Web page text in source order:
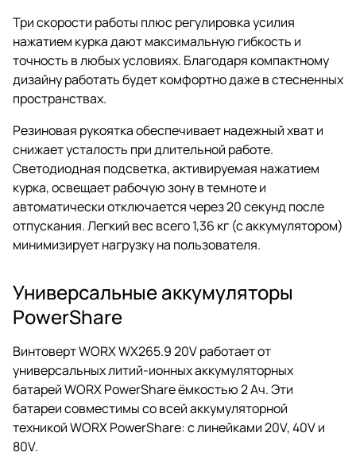
Три скорости работы плюс регулировка усилия
нажатием курка дают максимальную гибкость и
точность в любых условиях. Благодаря компактному
дизайну работать будет комфортно даже в стесненных
пространствах.
Резиновая рукоятка обеспечивает надежный хват и
снижает усталость при длительной работе.
Светодиодная подсветка, активируемая нажатием
курка, освещает рабочую зону в темноте и
автоматически отключается через 20 секунд после
отпускания. Легкий вес всего 1,36 кг (с аккумулятором)
минимизирует нагрузку на пользователя.
Универсальные аккумуляторы
PowerShare
Винтоверт WORX WX265.9 20V работает от
универсальных литий-ионных аккумуляторных
батарей WORX PowerShare ёмкостью 2 Ач. Эти
батареи совместимы со всей аккумуляторной
техникой WORX PowerShare: с линейками 20V, 40V и
80V.